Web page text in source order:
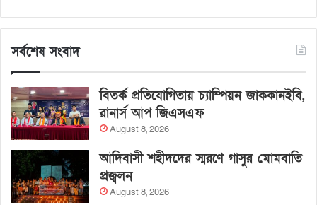
সর্বশেষ সংবাদ
বিতর্ক প্রতিযোগিতায় চ্যাম্পিয়ন জাককানইবি,
রানার্স আপ জিএসএফ
August 8, 2026
আদিবাসী শহীদদের স্মরণে গাসুর মোমবাতি
প্রজ্বলন
August 8, 2026